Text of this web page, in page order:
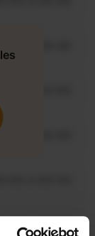
à 00:00
à 00:00